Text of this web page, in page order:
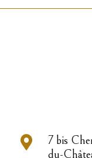

7 bis
du-